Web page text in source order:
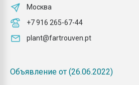
Москва
+7 916 265-67-44
plant@fartrouven.pt
Объявление от (26.06.2022)